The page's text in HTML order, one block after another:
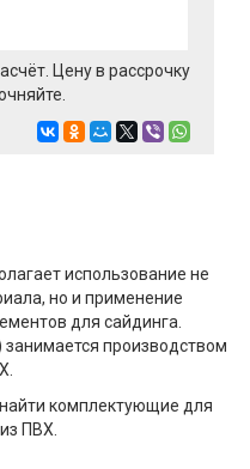
Цену в рассрочку
использование не
но и применение
для сайдинга.
производством
комплектующие для
ПВХ.